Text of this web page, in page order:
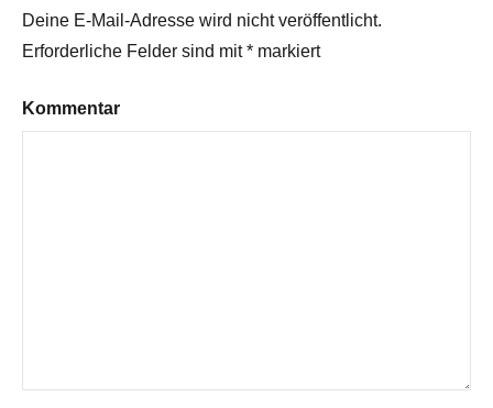
Deine E-Mail-Adresse wird nicht veröffentlicht.
Erforderliche Felder sind mit* markiert
Kommentar